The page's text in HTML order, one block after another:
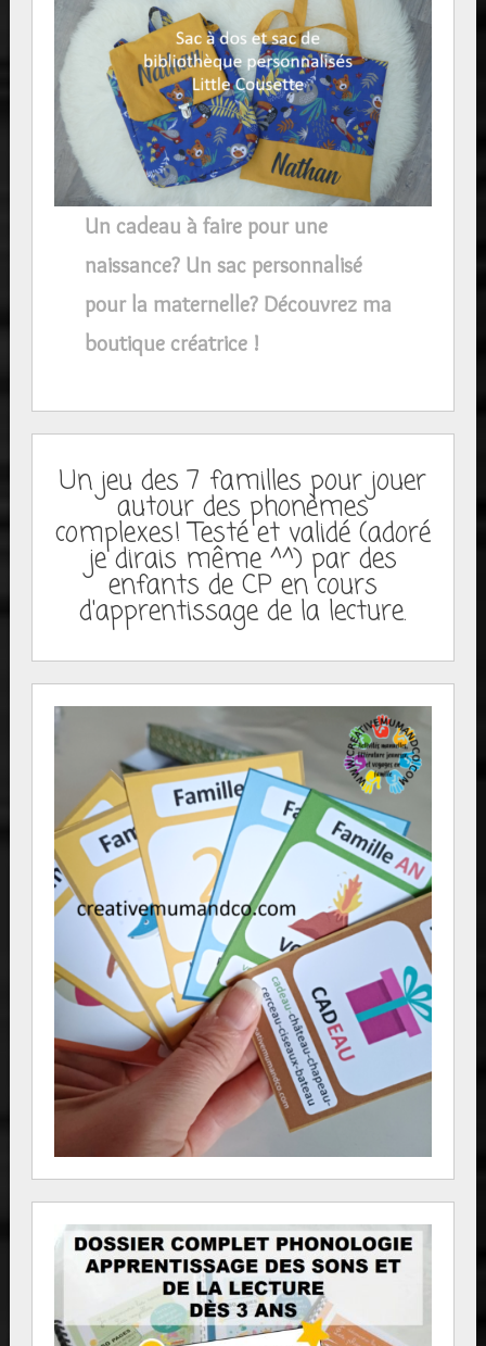
Un cadeau à faire pour une
naissance? Un sac personnalisé
pour la maternelle? Découvrez ma
boutique créatrice !
Un jeu des 7 familles pour jouer
autour des phonèmes
complexes! Testé et validé (adoré
je dirais même ^^) par des
enfants de CP en cours
d'apprentissage de la lecture.